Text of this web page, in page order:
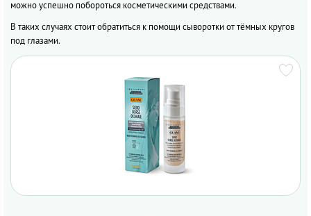
можно успешно побороться косметическими средствами.
В таких случаях стоит обратиться к помощи сыворотки от тёмных кругов
под глазами.